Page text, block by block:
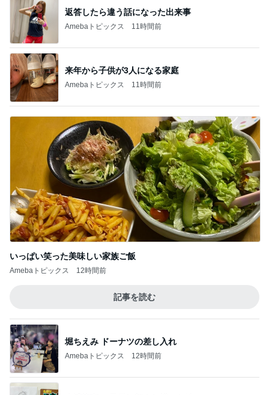
返答したら違う話になった出来事
Amebaトピックス 11時間前
来年から子供が3人になる家庭
Amebaトピックス 11時間前
いっぱい笑った美味しい家族ご飯
Amebaトピックス 12時間前
記事を読む
堀ちえみ ドーナツの差し入れ
Amebaトピックス 12時間前